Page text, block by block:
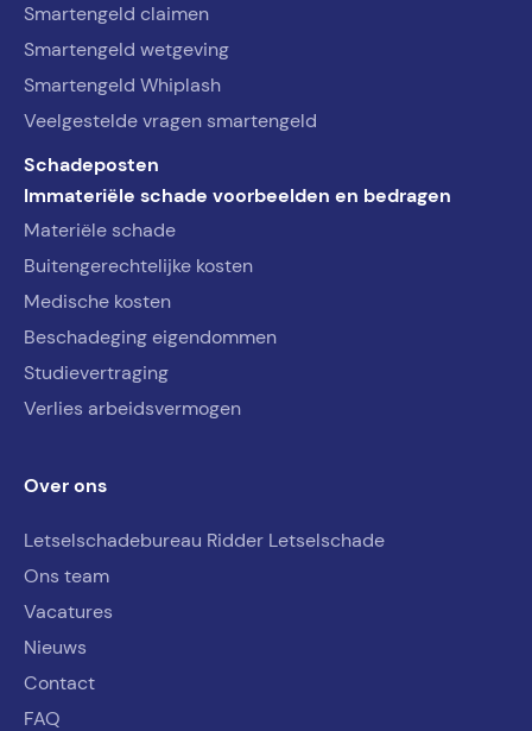
Smartengeld claimen
Smartengeld wetgeving
Smartengeld Whiplash
Veelgestelde vragen smartengeld
Schadeposten
Immateriële schade voorbeelden en bedragen
Materiële schade
Buitengerechtelijke kosten
Medische kosten
Beschadeging eigendommen
Studievertraging
Verlies arbeidsvermogen
Over ons
Letselschadebureau Ridder Letselschade
Ons team
Vacatures
Nieuws
Contact
FAQ